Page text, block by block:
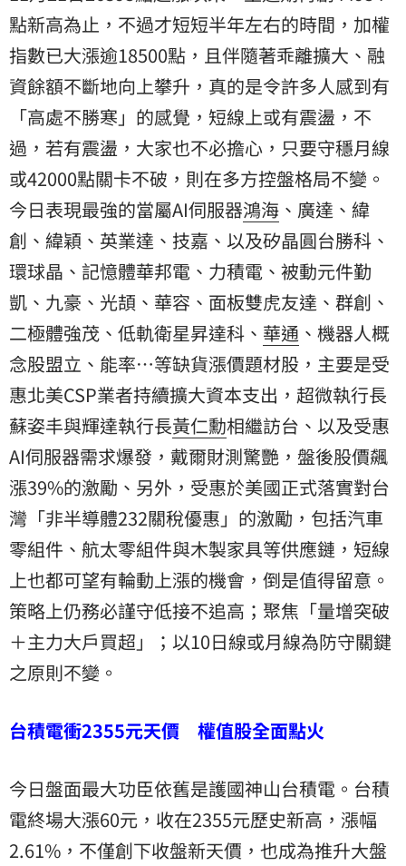
點新高為止，不過才短短半年左右的時間，加權
指數已大漲逾18500點，且伴隨著乖離擴大、融
資餘額不斷地向上攀升，真的是令許多人感到有
「高處不勝寒」的感覺，短線上或有震盪，不
過，若有震盪，大家也不必擔心，只要守穩月線
或42000點關卡不破，則在多方控盤格局不變。
今日表現最強的當屬AI伺服器鴻海 、廣達、緯
創、緯穎、英業達、技嘉、以及矽晶圓台勝科、
環球晶、記憶體華邦電、力積電、被動元件勤
凱、九豪、光頡、華容、面板雙虎友達、群創、
二極體強茂、低軌衛星昇達科、 華通 、機器人概
念股盟立、能率…等缺貨漲價題材股，主要是受
惠北美CSP業者持續擴大資本支出，超微執行長
蘇姿丰與輝達執行長黃仁勳相繼訪台、以及受惠
AI伺服器需求爆發，戴爾財測驚艷，盤後股價飆
漲39%的激勵、另外，受惠於美國正式落實對台
灣「非半導體232關稅優惠」的激勵，包括汽車
零組件、航太零組件與木製家具等供應鏈，短線
上也都可望有輪動上漲的機會，倒是值得留意。
策略上仍務必謹守低接不追高；聚焦「量增突破
＋主力大戶買超」；以10日線或月線為防守關鍵
之原則不變。
台積電衝2355元天價 權值股全面點火
今日盤面最大功臣依舊是護國神山台積電。台積
電終場大漲60元，收在2355元歷史新高，漲幅
2.61%，不僅創下收盤新天價，也成為推升大盤